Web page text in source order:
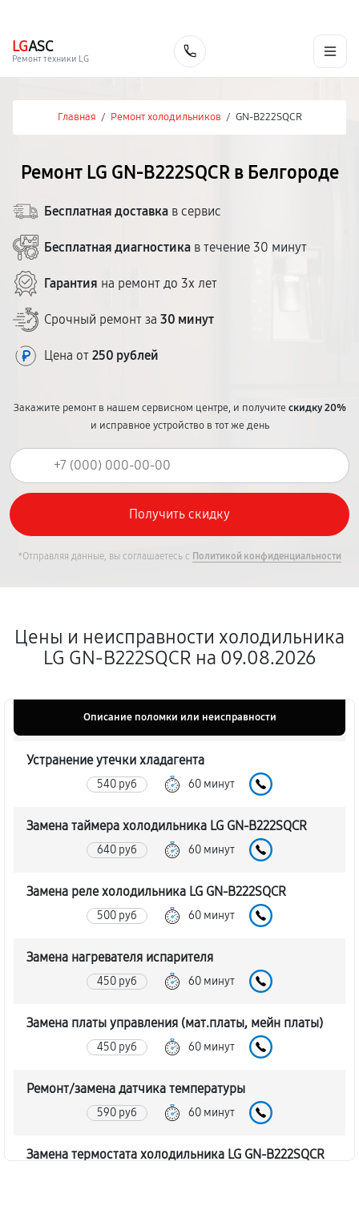
LGASC
Ремонт техники LG
Главная / Ремонт холодильников / GN-B222SQCR
Ремонт LG GN-B222SQCR в Белгороде
Бесплатная доставка в сервис
Бесплатная диагностика в течение 30 минут
Гарантия на ремонт до 3х лет
Срочный ремонт за 30 минут
Цена от 250 рублей
Закажите ремонт в нашем сервисном центре, и получитескидку 20%
и исправное устройство в тот же день
*Отправляя данные, вы соглашаетесь с Политикой конфиденциальности
Цены и неисправности холодильника
LG GN-B222SQCR на 09.08.2026
Описание поломки или неисправности
Устранение утечки хладагента
540 руб 60 минут
Замена таймера холодильника LG GN-B222SQCR
640 руб 60 минут
Замена реле холодильника LG GN-B222SQCR
500 руб 60 минут
Замена нагревателя испарителя
450 руб 60 минут
Замена платы управления (мат.платы, мейн платы)
450 руб 60 минут
Ремонт/замена датчика температуры
590 руб 60 минут
Замена термостата холодильника LG GN-B222SQCR